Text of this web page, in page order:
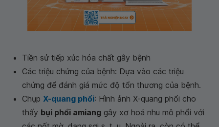
Tiền sử tiếp xúc hóa chất gây bệnh
Các triệu chứng của bệnh: Dựa vào các triệu
chứng để đánh giá mức độ tổn thương của bệnh.
Chụp X-quang phổi: Hình ảnh X-quang phổi cho
thấy bụi phổi amiang gây xơ hoá nhu mô phổi với